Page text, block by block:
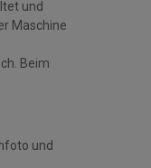
und
Maschine
Beim
und